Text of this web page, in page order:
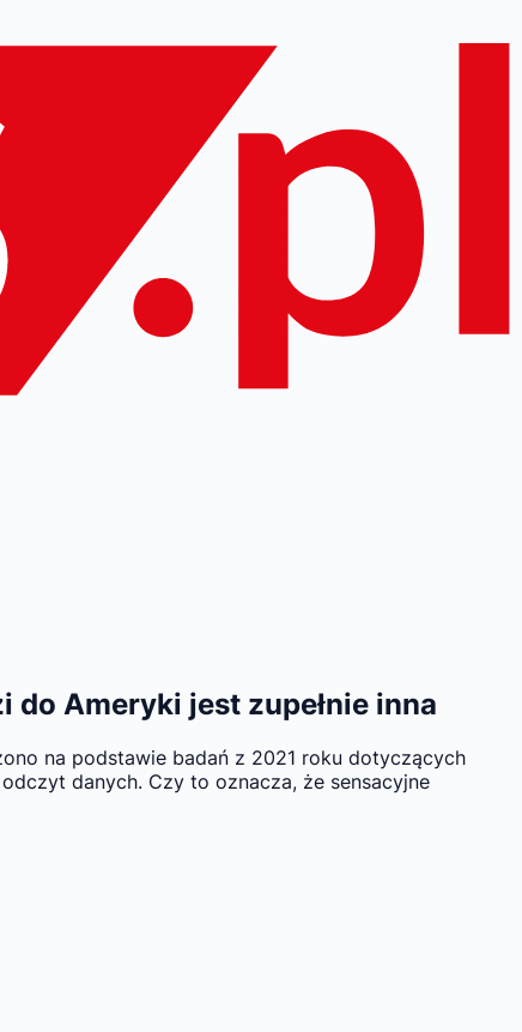
Ameryki jest zupełnie inna
na podstawie badań z 2021 roku dotyczących
danych. Czy to oznacza, że sensacyjne